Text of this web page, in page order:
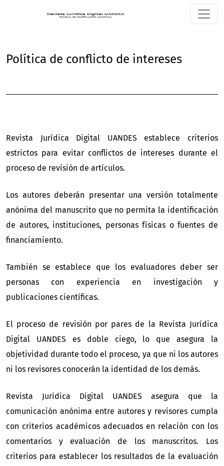
Política de conflicto de intereses
Revista Jurídica Digital UANDES establece criterios
estrictos para evitar conflictos de intereses durante el
proceso de revisión de artículos.
Los autores deberán presentar una versión totalmente
anónima del manuscrito que no permita la identificación
de autores, instituciones, personas físicas o fuentes de
financiamiento.
También se establece que los evaluadores deber ser
personas con experiencia en investigación y
publicaciones científicas.
El proceso de revisión por pares de la Revista Jurídica
Digital UANDES es doble ciego, lo que asegura la
objetividad durante todo el proceso, ya que ni los autores
ni los revisores conocerán la identidad de los demás.
Revista Jurídica Digital UANDES asegura que la
comunicación anónima entre autores y revisores cumpla
con criterios académicos adecuados en relación con los
comentarios y evaluación de los manuscritos. Los
criterios para establecer los resultados de la evaluación